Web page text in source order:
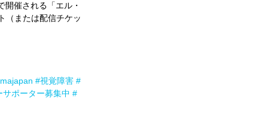
催される「エル・
（または配信チケッ
#視覚障害 #
サポーター募集中 #